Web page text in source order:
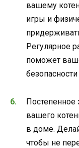
вашему
игры и
Регулярное
поможет
Постепенное
вашего
в доме.
чтобы не